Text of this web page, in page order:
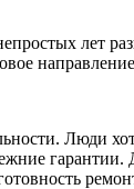
лет
Люди